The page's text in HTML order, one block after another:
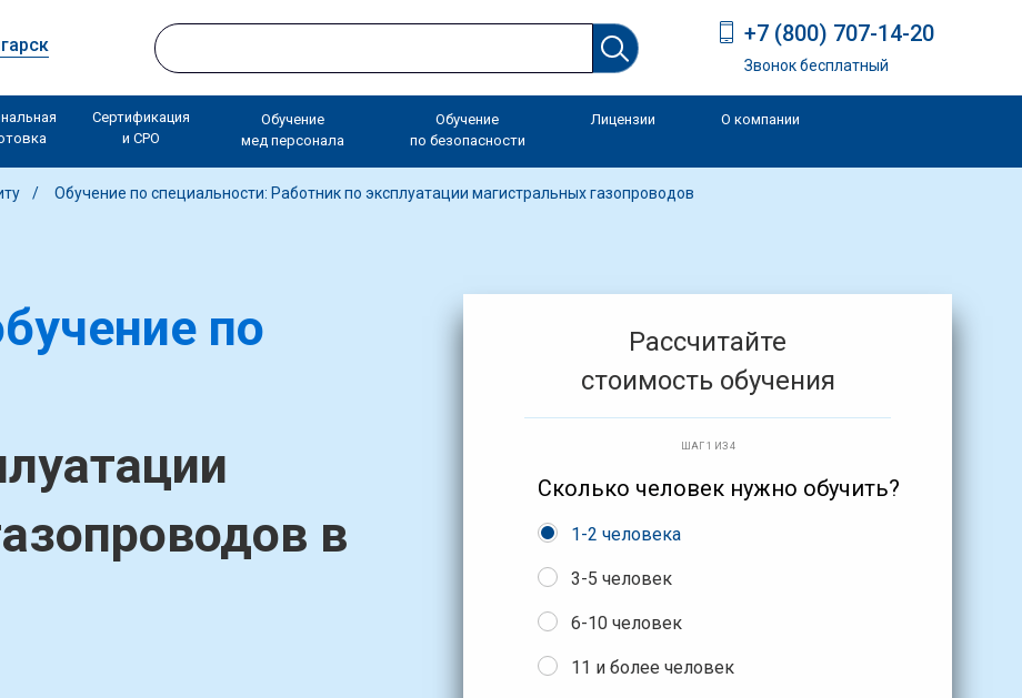
+7 (800) 707-14-20
Звонок бесплатный
Сертификация
и СРО
Обучение
мед персонала
Обучение
по безопасности
Лицензии О компании
Обучение по специальности: Работник по эксплуатации магистральных газопроводов
по
в
Рассчитайте
стоимость обучения
ШАГ 1 ИЗ 4
Сколько человек нужно обучить?
1-2 человека
3-5 человек
6-10 человек
11 и более человек